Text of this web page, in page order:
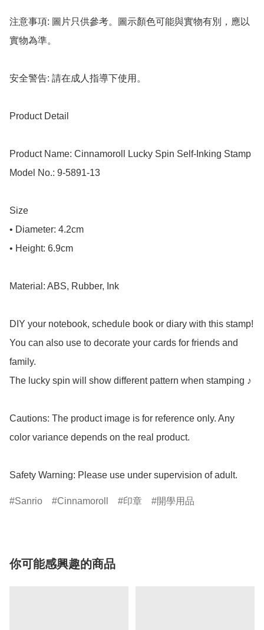
注意事項: 圖片只供參考。圖示顏色可能與實物有別，應以
實物為準。
安全警告: 請在成人指導下使用。
Product Detail
Product Name: Cinnamoroll Lucky Spin Self-Inking Stamp
Model No.: 9-5891-13
Size
• Diameter: 4.2cm
• Height: 6.9cm
Material: ABS, Rubber, Ink
DIY your notebook, schedule book or diary with this stamp!
You can also use to decorate your cards for friends and
family.
The lucky spin will show different pattern when stamping ♪
Cautions: The product image is for reference only. Any
color variance depends on the real product.
Safety Warning: Please use under supervision of adult.
Sanrio Cinnamoroll 印章 開學用品
你可能感興趣的商品